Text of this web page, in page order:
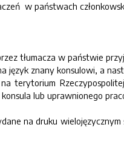
w państwach
tłumacza w państwie
znany konsulowi, a
terytorium
lub uprawnionego
na druku